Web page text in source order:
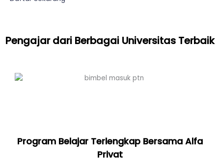
Pengajar dari Berbagai Universitas Terbaik
Program Belajar Terlengkap Bersama Alfa
Privat